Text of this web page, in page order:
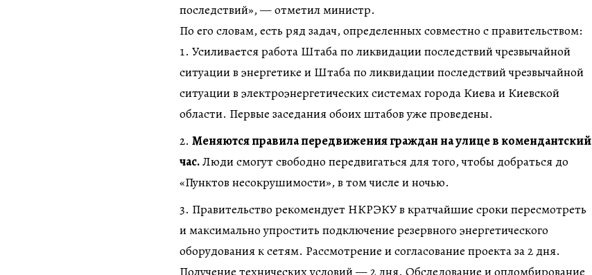
последствий», — отметил министр.
По его словам, есть ряд задач, определенных совместно с правительством:
Усиливается работа Штаба по ликвидации последствий чрезвычайной
ситуации в энергетике и Штаба по ликвидации последствий чрезвычайной
ситуации в электроэнергетических системах города Киева и Киевской
области. Первые заседания обоих штабов уже проведены.
Меняются правила передвижения граждан на улице в комендантский
час.Люди смогут свободно передвигаться для того, чтобы добраться до
«Пунктов несокрушимости», в том числе и ночью.
Правительство рекомендует НКРЭКУ в кратчайшие сроки пересмотреть
и максимально упростить подключение резервного энергетического
оборудования к сетям. Рассмотрение и согласование проекта за 2 дня.
Получение технических условий — 2 дня. Обследование и опломбирование